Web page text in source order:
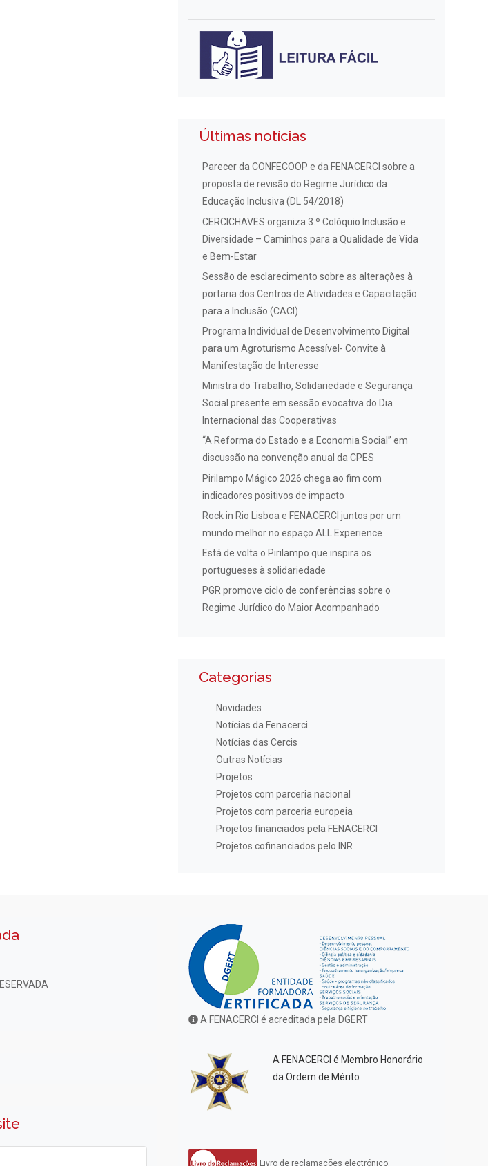
Últimas notícias
Parecer da CONFECOOP e da FENACERCI sobre a
proposta de revisão do Regime Jurídico da
Educação Inclusiva (DL 54/2018)
CERCICHAVES organiza 3.º Colóquio Inclusão e
Diversidade – Caminhos para a Qualidade de Vida
e Bem-Estar
Sessão de esclarecimento sobre as alterações à
portaria dos Centros de Atividades e Capacitação
para a Inclusão (CACI)
Programa Individual de Desenvolvimento Digital
para um Agroturismo Acessível- Convite à
Manifestação de Interesse
Ministra do Trabalho, Solidariedade e Segurança
Social presente em sessão evocativa do Dia
Internacional das Cooperativas
“A Reforma do Estado e a Economia Social” em
discussão na convenção anual da CPES
Pirilampo Mágico 2026 chega ao fim com
indicadores positivos de impacto
Rock in Rio Lisboa e FENACERCI juntos por um
mundo melhor no espaço ALL Experience
Está de volta o Pirilampo que inspira os
portugueses à solidariedade
PGR promove ciclo de conferências sobre o
Regime Jurídico do Maior Acompanhado
Categorias
Novidades
Notícias da Fenacerci
Notícias das Cercis
Outras Notícias
Projetos
Projetos com parceria nacional
Projetos com parceria europeia
Projetos financiados pela FENACERCI
Projetos cofinanciados pelo INR
A FENACERCI é acreditada pela DGERT
A FENACERCI é Membro Honorário
da Ordem de Mérito
Livro de reclamações electrónico.